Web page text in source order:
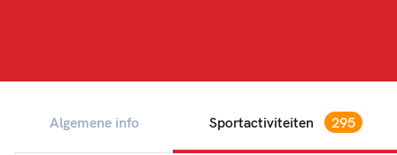
Algemene info Sportactiviteiten 295